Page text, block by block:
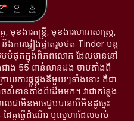
ខងារតន្រ្តី, មុខងារហោរាសាស្ត្រ,
ារផ្ទៀងផ្ទាត់រូបថត Tinder បន្ត
បំផុតក្នុងពិភពលោក ដែលមាននៅ
ជាង 55 ពាន់លានដង ចាប់តាំងពី
យការផ្គូផ្គងនីមួយៗទាំងនោះ គឺជា
ខាន់តាំងពីដើមមក។ វាជាកន្លែង
ជាមិនអាចជួបបានបើមិនដូច្នេះ
ៃគូធ្វើដំណើរ ឬស្នេហាដែលចាប់